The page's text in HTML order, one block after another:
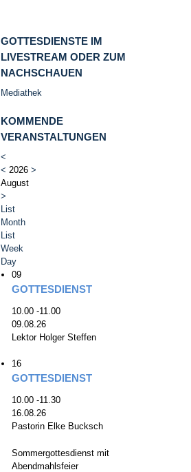
»
GOTTESDIENSTE IM
LIVESTREAM ODER ZUM
NACHSCHAUEN
Mediathek
KOMMENDE
VERANSTALTUNGEN
<
< 2026 >
August
>
List
Month
List
Week
Day
09
GOTTESDIENST
10.00 -11.00
09.08.26
Lektor Holger Steffen
16
GOTTESDIENST
10.00 -11.30
16.08.26
Pastorin Elke Bucksch
Sommergottesdienst mit
Abendmahlsfeier